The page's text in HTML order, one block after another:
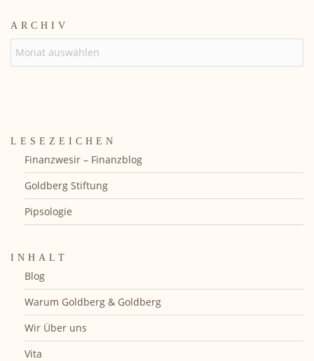
ARCHIV
LESEZEICHEN
Finanzwesir – Finanzblog
Goldberg Stiftung
Pipsologie
INHALT
Blog
Warum Goldberg & Goldberg
Wir Über uns
Vita